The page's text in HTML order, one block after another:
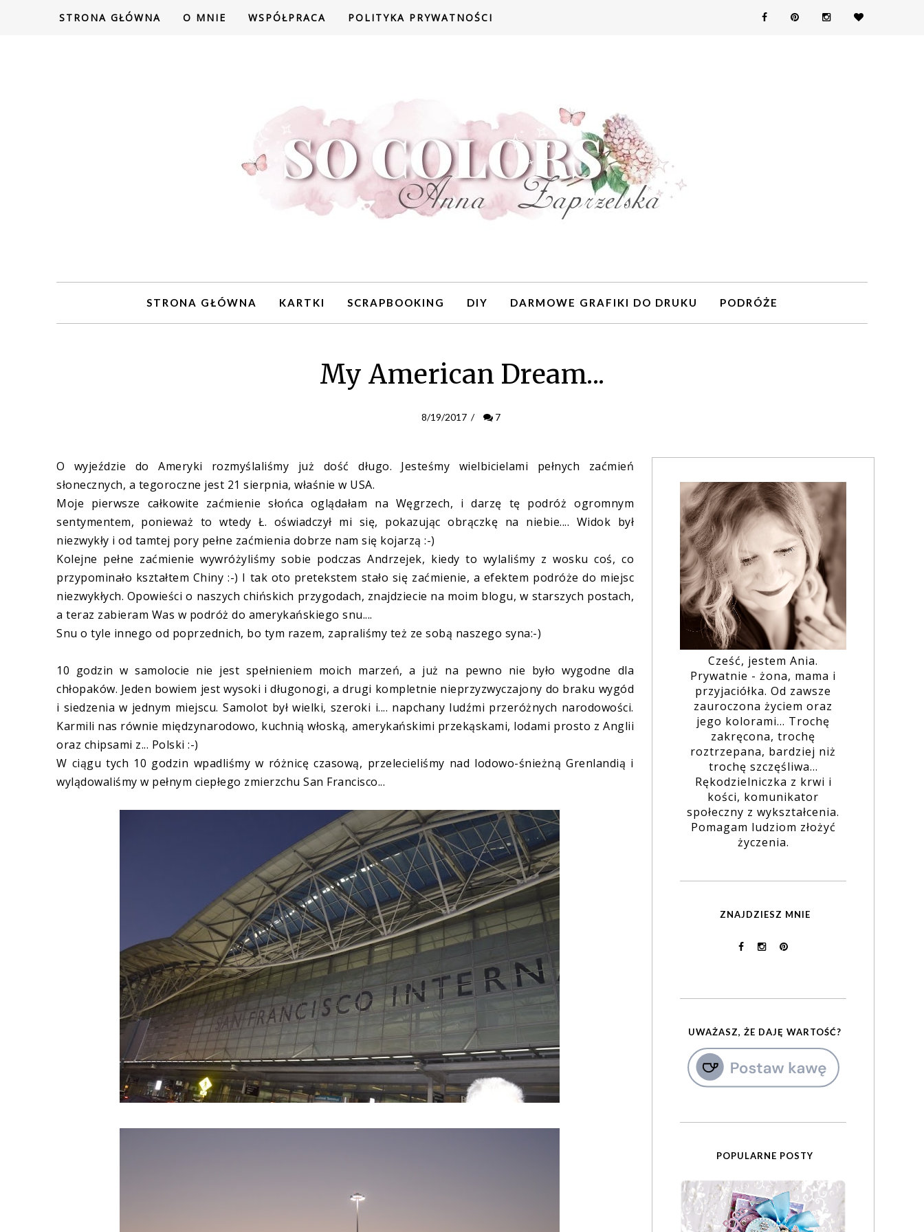
STRONA GŁÓWNA O MNIE WSPÓŁPRACA POLITYKA PRYWATNOŚCI
STRONA GŁÓWNA KARTKI SCRAPBOOKING DIY DARMOWE GRAFIKI DO DRUKU PODRÓŻE
My American Dream...
8/19/2017 / 7
O wyjeździe do Ameryki rozmyślaliśmy już dość długo. Jesteśmy wielbicielami pełnych zaćmień
słonecznych, a tegoroczne jest 21 sierpnia, właśnie w USA.
Moje pierwsze całkowite zaćmienie słońca oglądałam na Węgrzech, i darzę tę podróż ogromnym
sentymentem, ponieważ to wtedy Ł. oświadczył mi się, pokazując obrączkę na niebie.... Widok był
niezwykły i od tamtej pory pełne zaćmienia dobrze nam się kojarzą :-)
Kolejne pełne zaćmienie wywróżyliśmy sobie podczas Andrzejek, kiedy to wylaliśmy z wosku coś, co
przypominało kształtem Chiny :-) I tak oto pretekstem stało się zaćmienie, a efektem podróże do miejsc
niezwykłych. Opowieści o naszych chińskich przygodach, znajdziecie na moim blogu, w starszych postach,
a teraz zabieram Was w podróż do amerykańskiego snu....
Snu o tyle innego od poprzednich, bo tym razem, zapraliśmy też ze sobą naszego syna:-)
10 godzin w samolocie nie jest spełnieniem moich marzeń, a już na pewno nie było wygodne dla
chłopaków. Jeden bowiem jest wysoki i długonogi, a drugi kompletnie nieprzyzwyczajony do braku wygód
i siedzenia w jednym miejscu. Samolot był wielki, szeroki i.... napchany ludźmi przeróżnych narodowości.
Karmili nas równie międzynarodowo, kuchnią włoską, amerykańskimi przekąskami, lodami prosto z Anglii
oraz chipsami z... Polski :-)
W ciągu tych 10 godzin wpadliśmy w różnicę czasową, przelecieliśmy nad lodowo-śnieżną Grenlandią i
wylądowaliśmy w pełnym ciepłego zmierzchu San Francisco...
Cześć, jestem Ania.
Prywatnie - żona, mama i
przyjaciółka. Od zawsze
zauroczona życiem oraz
jego kolorami... Trochę
zakręcona, trochę
roztrzepana, bardziej niż
trochę szczęśliwa...
Rękodzielniczka z krwi i
kości, komunikator
społeczny z wykształcenia.
Pomagam ludziom złożyć
życzenia.
ZNAJDZIESZ MNIE
UWAŻASZ, ŻE DAJĘ WARTOŚĆ?
POPULARNE POSTY